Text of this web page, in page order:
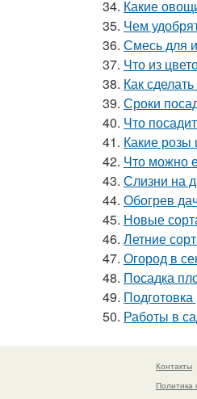
34. Какие
35. Чем
36. Смесь для
37. Что из
38. Как
39. Сроки
40. Что
41. Какие розы
42. Что можно
43. Слизни на
44. Обогрев
45. Новые
46. Летние
47. Огород в
48. Посадка
49.
50. Работы в
Контакты
Политика